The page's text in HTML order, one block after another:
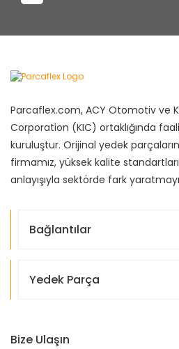
Parcaflex.com, ACY Otomotiv ve
Corporation (KIC) ortaklığında
kuruluştur. Orijinal yedek
firmamız, yüksek kalite
anlayışıyla sektörde fark
Bağlantılar
Yedek Parça
Bize Ulaşın